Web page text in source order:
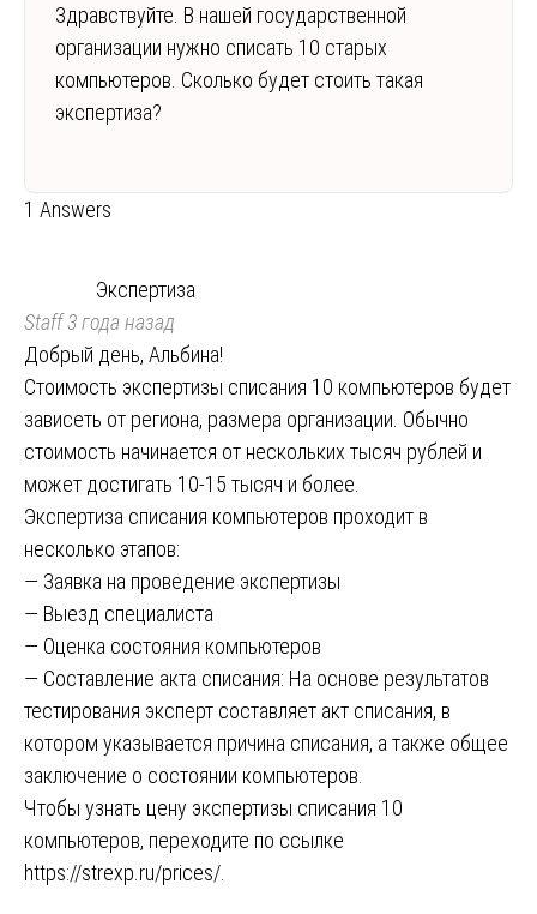
Здравствуйте. В нашей государственной
организации нужно списать 10 старых
компьютеров. Сколько будет стоить такая
экспертиза?
1 Answers
Экспертиза
Staff3 года назад
Добрый день, Альбина!
Стоимость экспертизы списания 10 компьютеров будет
зависеть от региона, размера организации. Обычно
стоимость начинается от нескольких тысяч рублей и
может достигать 10-15 тысяч и более.
Экспертиза списания компьютеров проходит в
несколько этапов:
— Заявка на проведение экспертизы
— Выезд специалиста
— Оценка состояния компьютеров
— Составление акта списания: На основе результатов
тестирования эксперт составляет акт списания, в
котором указывается причина списания, а также общее
заключение о состоянии компьютеров.
Чтобы узнать цену экспертизы списания 10
компьютеров, переходите по ссылке
https://strexp.ru/prices/